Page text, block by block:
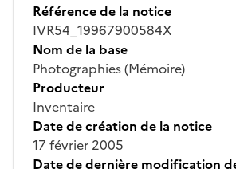
Référence de la notice
IVR54_19967900584X
Nom de la base
Photographies (Mémoire)
Producteur
Inventaire
Date de création de la notice
17 février 2005
Date de dernière modification